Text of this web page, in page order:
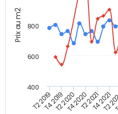
Prix au m2
T2 2019T4 2019T2 2020T4 2020T2 2021T4 2021
T2
400
600
800